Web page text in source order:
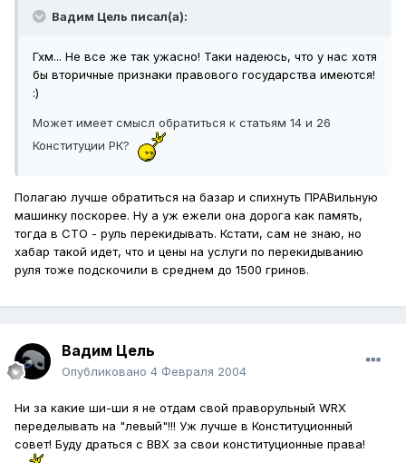
Вадим Цель писал(а):
Гхм... Не все же так ужасно! Таки надеюсь, что у нас хотя
бы вторичные признаки правового государства имеются!
:)
Может имеет смысл обратиться к статьям 14 и 26
Конституции РК?
Полагаю лучше обратиться на базар и спихнуть ПРАВильную
машинку поскорее. Ну а уж ежели она дорога как память,
тогда в СТО - руль перекидывать. Кстати, сам не знаю, но
хабар такой идет, что и цены на услуги по перекидыванию
руля тоже подскочили в среднем до 1500 гринов.
Вадим Цель
Опубликовано 4 Февраля 2004
Ни за какие ши-ши я не отдам свой праворульный WRX
переделывать на "левый"!!! Уж лучше в Конституционный
совет! Буду драться с ВВХ за свои конституционные права!